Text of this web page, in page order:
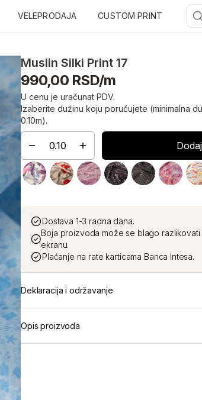
VELEPRODAJA CUSTOM PRINT
Muslin Silki Print 17
990,00 RSD/m
U cenu je uračunat PDV.
Izaberite dužinu koju poručujete (minimalna
0.10m).
Dostava 1-3 radna dana.
Boja proizvoda može se blago
ekranu.
Plaćanje na rate karticama Banca Intesa.
Deklaracija i održavanje
Opis proizvoda